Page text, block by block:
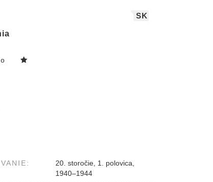
SK
20. storočie, 1. polovica,
1940–1944